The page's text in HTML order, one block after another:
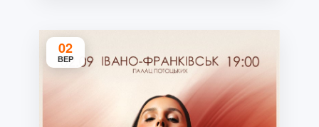
02
ВЕР